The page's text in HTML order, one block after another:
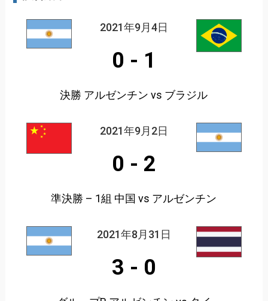
2021年9月4日
0 - 1
決勝 アルゼンチン vs ブラジル
2021年9月2日
0 - 2
準決勝 – 1組 中国 vs アルゼンチン
2021年8月31日
3 - 0